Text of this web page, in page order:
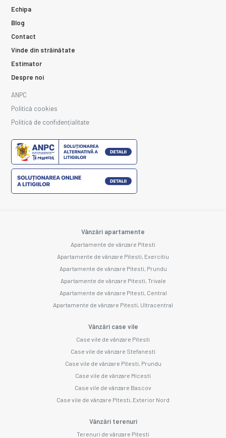
Echipa
Blog
Contact
Vinde din străinătate
Estimator
Despre noi
ANPC
Politică cookies
Politică de confidențialitate
Vânzări apartamente
Apartamente de vânzare Pitesti
Apartamente de vânzare Pitesti, Exercitiu
Apartamente de vânzare Pitesti, Prundu
Apartamente de vânzare Pitesti, Trivale
Apartamente de vânzare Pitesti, Central
Apartamente de vânzare Pitesti, Ultracentral
Vânzări case vile
Case vile de vânzare Pitesti
Case vile de vânzare Stefanesti
Case vile de vânzare Pitesti, Prundu
Case vile de vânzare Micesti
Case vile de vânzare Bascov
Case vile de vânzare Pitesti, Exterior Nord
Vânzări terenuri
Terenuri de vânzare Pitesti